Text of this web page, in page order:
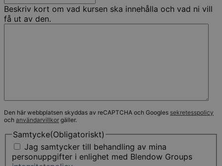
Beskriv kort om vad kursen ska innehålla och vad ni vill
få ut av den.
Den här webbplatsen skyddas av reCAPTCHA och Googles sekretesspolicy
och användarvillkor gäller.
Samtycke(Obligatoriskt)
Jag samtycker till behandling av mina
personuppgifter i enlighet med Blendow Groups